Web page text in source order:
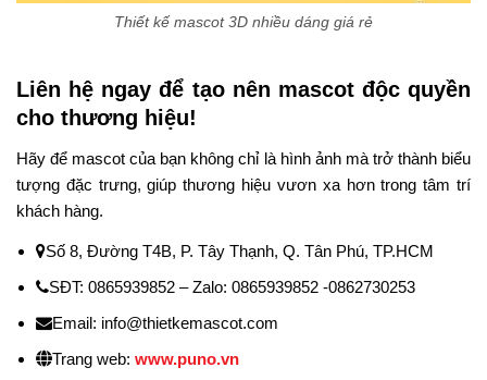
Thiết kế mascot 3D nhiều dáng giá rẻ
Liên hệ ngay để tạo nên mascot độc quyền
cho thương hiệu!
Hãy để mascot của bạn không chỉ là hình ảnh mà trở thành biểu
tượng đặc trưng, giúp thương hiệu vươn xa hơn trong tâm trí
khách hàng.
Số 8, Đường T4B, P. Tây Thạnh, Q. Tân Phú, TP.HCM
SĐT: 0865939852 – Zalo: 0865939852 -0862730253
Email: info@thietkemascot.com
Trang web: www.puno.vn